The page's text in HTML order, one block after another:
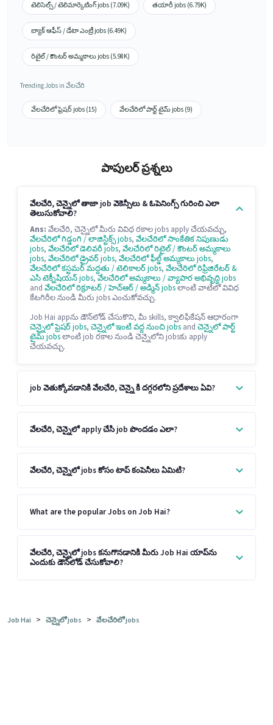
టెలిసెల్స్ / టెలిమార్కెటింగ్ jobs (7.09K) తయారీ jobs (6.79K)
బ్యాక్ ఆఫీస్ / డేటా ఎంట్రీ jobs (6.49K)
రిటైల్ / కౌంటర్ అమ్మకాలు jobs (5.98K)
Trending Jobs in వేలచేరి
వేలచేరిలో ఫ్రెషర్ jobs (15) వేలచేరిలో పార్ట్ టైమ్ jobs (9)
పాపులర్ ప్రశ్నలు
వేలచేరి, చెన్నైలో తాజా job వెకెన్సీలు & ఓపెనింగ్స్ గురించి ఎలా
తెలుసుకోవాలి?
Ans: వేలచేరి, చెన్నైలో మీరు వివిధ రకాల jobs apply చేయవచ్చు,
వేలచేరిలో గిడ్డంగి / లాజిస్టిక్స్ jobs, వేలచేరిలో సాంకేతిక నిపుణుడు
jobs, వేలచేరిలో డెలివరీ jobs, వేలచేరిలో రిటైల్ / కౌంటర్ అమ్మకాలు
jobs, వేలచేరిలో డ్రైవర్ jobs, వేలచేరిలో ఫీల్డ్ అమ్మకాలు jobs,
వేలచేరిలో కస్టమర్ మద్దతు / టెలికాలర్ jobs, వేలచేరిలో రిఫ్రిజిరేటర్ &
ఎసి టెక్నీషియన్ jobs, వేలచేరిలో అమ్మకాలు / వ్యాపార అభివృద్ధి jobs
and వేలచేరిలో రిక్రూటర్ / హెచ్ఆర్ / అడ్మిన్ jobsలాంటి వాటిలో వివిధ
కేటగిరీల నుండి మీరు jobs ఎంచుకోవచ్చు.
Job Hai appను డౌన్‌లోడ్ చేసుకొని, మీ skills, క్వాలిఫికేషన్ ఆధారంగా
చెన్నైలో ఫ్రెషర్ jobs, చెన్నైలో ఇంటి వద్ద నుంచి jobs and చెన్నైలో పార్ట్
టైమ్ jobsలాంటి job రకాల నుండి చెన్నైలోని jobsకు apply
చేయవచ్చు.
job వెతుక్కోవడానికి వేలచేరి, చెన్నై కి దగ్గరలోని ప్రదేశాలు ఏవి?
వేలచేరి, చెన్నైలో apply చేసి job పొందడం ఎలా?
వేలచేరి, చెన్నైలో jobs కోసం టాప్ కంపెనీలు ఏమిటి?
What are the popular Jobs on Job Hai?
వేలచేరి, చెన్నైలో jobs కనుగొనడానికి మీరు Job Hai యాప్‌ను
ఎందుకు డౌన్‌లోడ్ చేసుకోవాలి?
Job Hai > చెన్నైలో jobs > వేలచేరిలో jobs